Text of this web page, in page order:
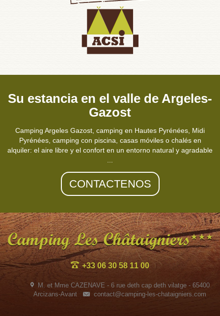
Su estancia en el valle de Argeles-
Gazost
Camping Argeles Gazost, camping en Hautes Pyrénées, Midi
Pyrénées, camping con piscina, casas móviles o chalés en
alquiler: el aire libre y el confort en un entorno natural y agradable
CONTACTENOS
+33 06 30 58 11 00
M. et Mme CAZENAVE - 6 rue deth cap deth vilatge - 65400
Arcizans-Avant
contact@camping-les-chataigniers.com